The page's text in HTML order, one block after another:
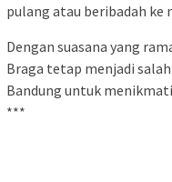
pulang atau beribadah ke
Dengan suasana yang
Braga tetap menjadi
Bandung untuk
***